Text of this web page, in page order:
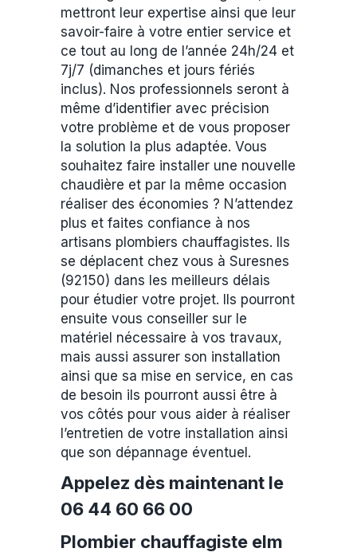
mettront leur expertise ainsi que leur
savoir-faire à votre entier service et
ce tout au long de l’année 24h/24 et
7j/7 (dimanches et jours fériés
inclus). Nos professionnels seront à
même d’identifier avec précision
votre problème et de vous proposer
la solution la plus adaptée. Vous
souhaitez faire installer une nouvelle
chaudière et par la même occasion
réaliser des économies ? N’attendez
plus et faites confiance à nos
artisans plombiers chauffagistes. Ils
se déplacent chez vous à Suresnes
(92150) dans les meilleurs délais
pour étudier votre projet. Ils pourront
ensuite vous conseiller sur le
matériel nécessaire à vos travaux,
mais aussi assurer son installation
ainsi que sa mise en service, en cas
de besoin ils pourront aussi être à
vos côtés pour vous aider à réaliser
l’entretien de votre installation ainsi
que son dépannage éventuel.
Appelez dès maintenant le
06 44 60 66 00
Plombier chauffagiste elm